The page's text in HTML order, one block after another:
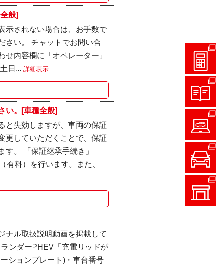
般]
示されない場合は、お手数で
さい。 チャットでお問い合
内容欄に「オペレーター」
日... 詳細表示
い。[車種全般]
と失効しますが、車両の保証
更していただくことで、保証
。 「保証継承手続き」
有料）を行います。また、
ナル取扱説明動画を掲載して
ンダーPHEV「充電リッドが
ションプレート)・車台番号